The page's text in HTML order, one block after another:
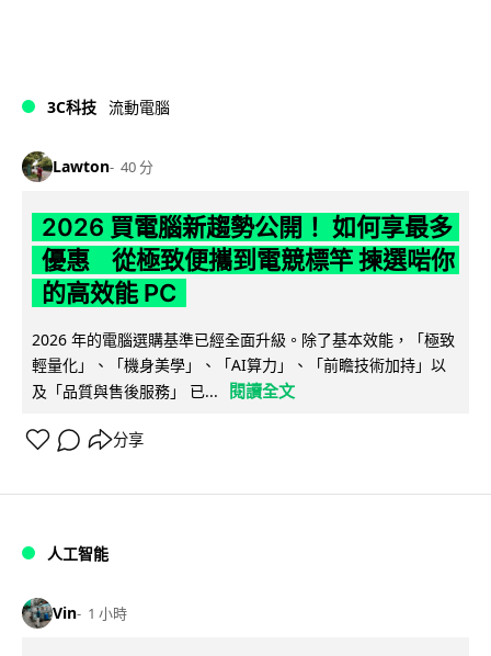
3C科技 流動電腦
Lawton 40 分
2026 買電腦新趨勢公開！ 如何享最多
優惠 從極致便攜到電競標竿 揀選啱你
的高效能 PC
2026 年的電腦選購基準已經全面升級。除了基本效能，「極致
輕量化」、「機身美學」、「AI算力」、「前瞻技術加持」以
及「品質與售後服務」 已...
閱讀全文
分享
人工智能
Vin 1 小時